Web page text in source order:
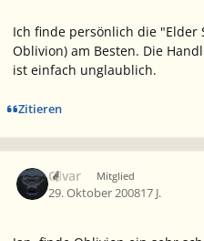
Ich finde persönlich die "Elder
Oblivion) am Besten. Die
ist einfach unglaublich.
Zitieren
Olvar Mitglied
29. Oktober 200817 J.